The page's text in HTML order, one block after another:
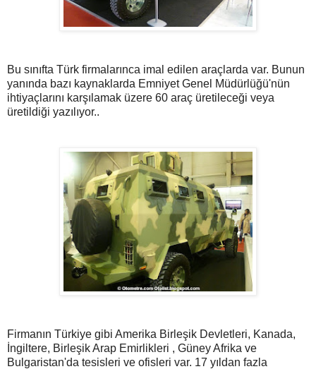
Bu sınıfta Türk firmalarınca imal edilen araçlarda var. Bunun
yanında bazı kaynaklarda Emniyet Genel Müdürlüğü'nün
ihtiyaçlarını karşılamak üzere 60 araç üretileceği veya
üretildiği yazılıyor..
Firmanın Türkiye gibi Amerika Birleşik Devletleri, Kanada,
İngiltere, Birleşik Arap Emirlikleri , Güney Afrika ve
Bulgaristan'da tesisleri ve ofisleri var. 17 yıldan fazla